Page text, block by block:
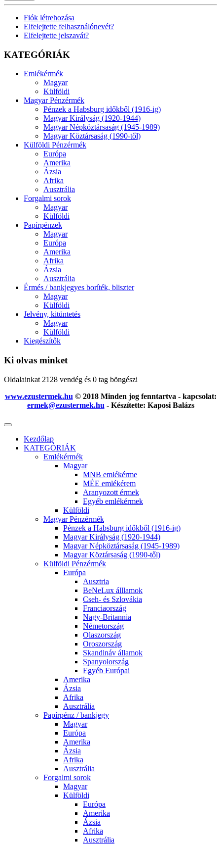
Fiók létrehozása
Elfelejtette felhasználónevét?
Elfelejtette jelszavát?
KATEGÓRIÁK
Emlékérmék
Magyar
Külföldi
Magyar Pénzérmék
Pénzek a Habsburg időkből (1916-ig)
Magyar Királyság (1920-1944)
Magyar Népköztársaság (1945-1989)
Magyar Köztársaság (1990-től)
Külföldi Pénzérmék
Európa
Amerika
Ázsia
Afrika
Ausztrália
Forgalmi sorok
Magyar
Külföldi
Papírpénzek
Magyar
Európa
Amerika
Afrika
Ázsia
Ausztrália
Érmés / bankjegyes boríték, bliszter
Magyar
Külföldi
Jelvény, kitüntetés
Magyar
Külföldi
Kiegészítők
Ki olvas minket
Oldalainkat 2128 vendég és 0 tag böngészi
www.ezustermek.hu © 2018 Minden jog fenntartva - kapcsolat:
ermek@ezustermek.hu - Készítette: Kaposi Balázs
Kezdőlap
KATEGÓRIÁK
Emlékérmék
Magyar
MNB emlékérme
MÉE emlékérem
Aranyozott érmek
Egyéb emlékérmek
Külföldi
Magyar Pénzérmék
Pénzek a Habsburg időkből (1916-ig)
Magyar Királyság (1920-1944)
Magyar Népköztársaság (1945-1989)
Magyar Köztársaság (1990-től)
Külföldi Pénzérmék
Európa
Ausztria
BeNeLux álllamok
Cseh- és Szlovákia
Franciaország
Nagy-Britannia
Németország
Olaszország
Oroszország
Skandináv államok
Spanyolország
Egyéb Európai
Amerika
Ázsia
Afrika
Ausztrália
Papírpénz / bankjegy
Magyar
Európa
Amerika
Ázsia
Afrika
Ausztrália
Forgalmi sorok
Magyar
Külföldi
Európa
Amerika
Ázsia
Afrika
Ausztrália